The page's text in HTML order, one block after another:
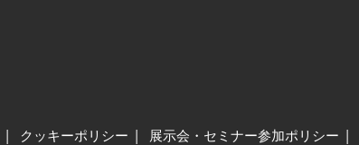
クッキーポリシー 展示会・セミナー参加ポリシー